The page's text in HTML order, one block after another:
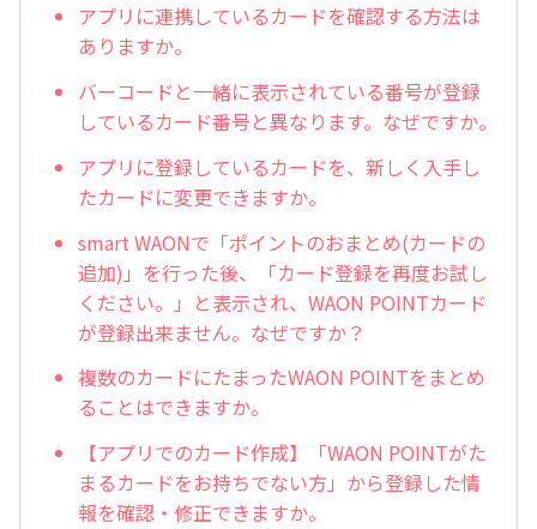
アプリに連携しているカードを確認する方法は
ありますか。
バーコードと一緒に表示されている番号が登録
しているカード番号と異なります。なぜですか。
アプリに登録しているカードを、新しく入手し
たカードに変更できますか。
smart WAONで「ポイントのおまとめ(カードの
追加)」を行った後、「カード登録を再度お試し
ください。」と表示され、WAON POINTカード
が登録出来ません。なぜですか？
複数のカードにたまったWAON POINTをまとめ
ることはできますか。
【アプリでのカード作成】「WAON POINTがた
まるカードをお持ちでない方」から登録した情
報を確認・修正できますか。